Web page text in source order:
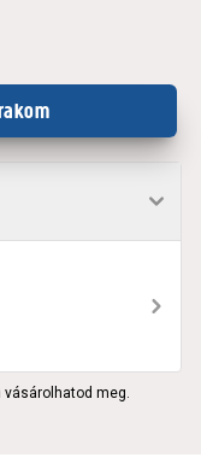
vásárolhatod meg.